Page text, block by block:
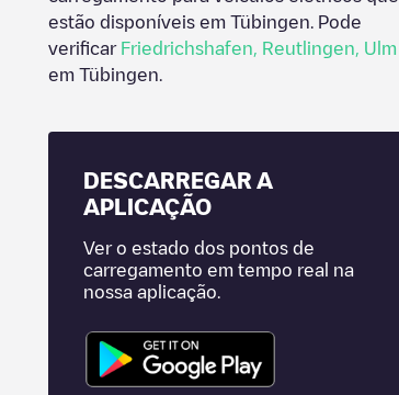
estão disponíveis em Tübingen . Pode
verificar Friedrichshafen Reutlingen
Ulm
em Tübingen
DESCARREGAR A
APLICAÇÃO
Ver o estado dos pontos de
carregamento em tempo real na
nossa aplicação.